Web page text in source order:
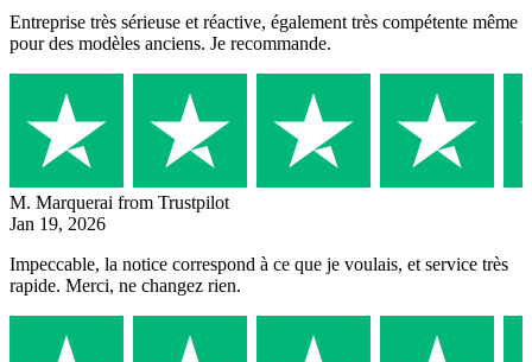
Entreprise très sérieuse et réactive, également très compétente même
pour des modèles anciens. Je recommande.
M. Marquerai from Trustpilot
Jan 19, 2026
Impeccable, la notice correspond à ce que je voulais, et service très
rapide. Merci, ne changez rien.